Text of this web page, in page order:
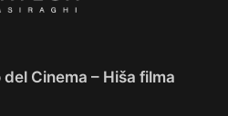
Cinema – Hiša filma